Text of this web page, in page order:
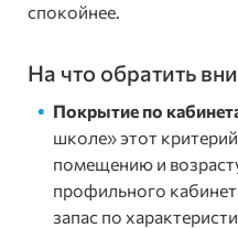
спокойнее.
На что обратить
Покрытие по
школе» этот
помещению и
профильного
запас по